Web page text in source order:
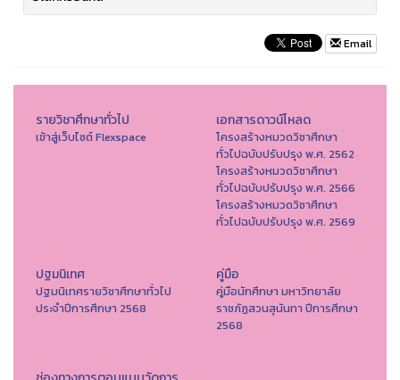
Email
รายวิชาศึกษาทั่วไป
เข้าสู่เว็บไซต์ Flexspace
เอกสารดาวน์โหลด
โครงสร้างหมวดวิชาศึกษา
ทั่วไปฉบับปรับปรุง พ.ศ. 2562
โครงสร้างหมวดวิชาศึกษา
ทั่วไปฉบับปรับปรุง พ.ศ. 2566
โครงสร้างหมวดวิชาศึกษา
ทั่วไปฉบับปรับปรุง พ.ศ. 2569
ปฐมนิเทศ
ปฐมนิเทศรายวิชาศึกษาทั่วไป
ประจำปีการศึกษา 2568
คู่มือ
คู่มือนักศึกษา มหาวิทยาลัย
ราชภัฏสวนสุนันทา ปีการศึกษา
2568